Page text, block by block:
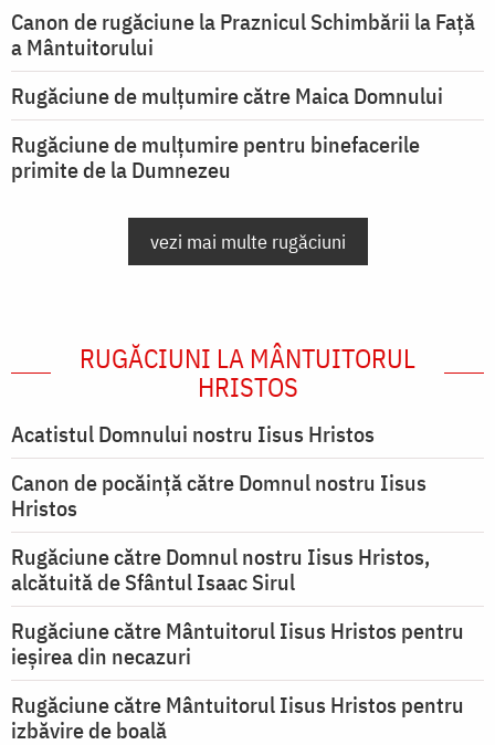
Canon de rugăciune la Praznicul Schimbării la Față
a Mântuitorului
Rugăciune de mulţumire către Maica Domnului
Rugăciune de mulțumire pentru binefacerile
primite de la Dumnezeu
vezi mai multe rugăciuni
RUGĂCIUNI LA MÂNTUITORUL
HRISTOS
Acatistul Domnului nostru Iisus Hristos
Canon de pocăință către Domnul nostru Iisus
Hristos
Rugăciune către Domnul nostru Iisus Hristos,
alcătuită de Sfântul Isaac Sirul
Rugăciune către Mântuitorul Iisus Hristos pentru
ieşirea din necazuri
Rugăciune către Mântuitorul Iisus Hristos pentru
izbăvire de boală